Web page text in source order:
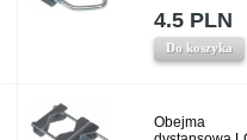
4.5 PLN
Do koszyka
Obejma